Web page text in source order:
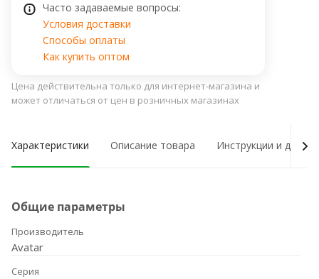
Часто задаваемые вопросы:
Условия доставки
Способы оплаты
Как купить оптом
Цена действительна только для интернет-магазина и
может отличаться от цен в розничных магазинах
Характеристики Описание товара Инструкции и
Общие параметры
Производитель
Avatar
Серия